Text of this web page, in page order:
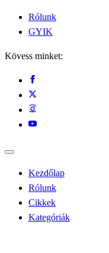
Rólunk
GYIK
Kövess minket:
Kezdőlap
Rólunk
Cikkek
Kategóriák